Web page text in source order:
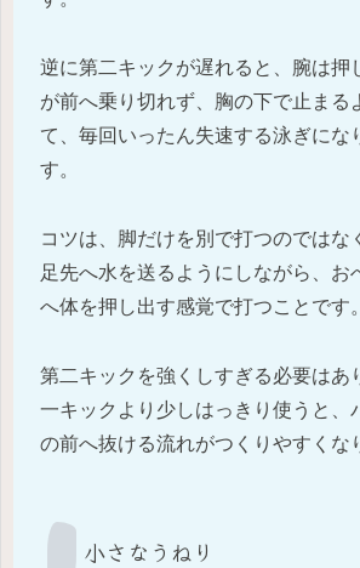
逆に第二キックが遅れると、腕は押
が前へ乗り切れず、胸の下で止まる
て、毎回いったん失速する泳ぎにな
す。
コツは、脚だけを別で打つのではな
足先へ水を送るようにしながら、お
へ体を押し出す感覚で打つことです。
第二キックを強くしすぎる必要はあ
一キックより少しはっきり使うと、
の前へ抜ける流れがつくりやすくな
小さなうねり